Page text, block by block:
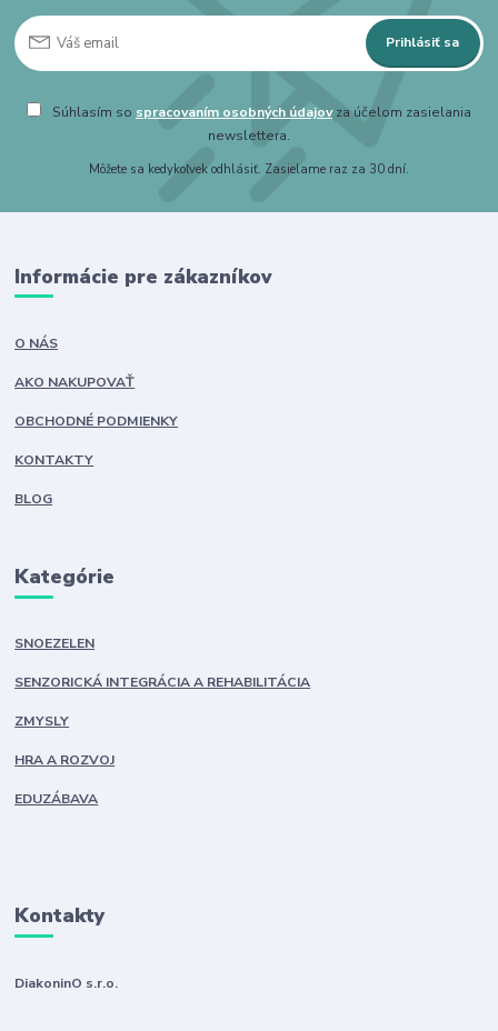
Prihlásiť sa
Súhlasím so spracovaním osobných údajovza účelom zasielania
newslettera.
Môžete sa kedykoľvek odhlásiť. Zasielame raz za 30 dní.
Informácie pre zákazníkov
O NÁS
AKO NAKUPOVAŤ
OBCHODNÉ PODMIENKY
KONTAKTY
BLOG
Kategórie
SNOEZELEN
SENZORICKÁ INTEGRÁCIA A REHABILITÁCIA
ZMYSLY
HRA A ROZVOJ
EDUZÁBAVA
Kontakty
DiakoninO s.r.o.